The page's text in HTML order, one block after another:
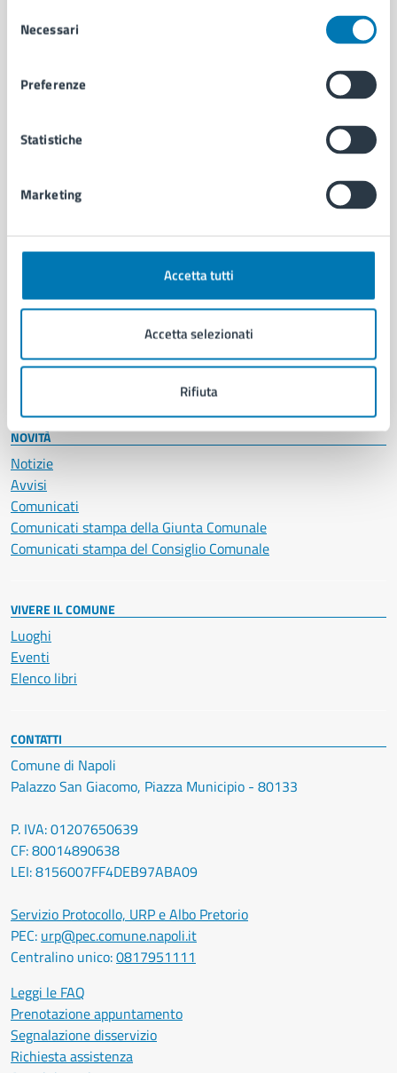
delNecessari
Preferenze
Statistiche
Marketing
Accetta tutti
Accetta selezionati
Rifiuta
Personale amministrativo
Intranet, posta aziendale e protocollo
CATEGORIE DI SERVIZIO
Anagrafe e stato civile
Autorizzazioni
Documenti e certificati
Imprese e commercio
Salute, benessere e assistenza
Servizi Cimiteriali
Vita lavorativa
NOVITÀ
Notizie
Avvisi
Comunicati
Comunicati stampa della Giunta Comunale
Comunicati stampa del Consiglio Comunale
VIVERE IL COMUNE
Luoghi
Eventi
Elenco libri
CONTATTI
Comune di Napoli
Palazzo San Giacomo, Piazza Municipio - 80133
P. IVA: 01207650639
CF: 80014890638
LEI: 8156007FF4DEB97ABA09
Servizio Protocollo, URP e Albo Pretorio
PEC: urp@pec.comune.napoli.it
Centralino unico:0817951111
Leggi le FAQ
Prenotazione appuntamento
Segnalazione disservizio
Richiesta assistenza